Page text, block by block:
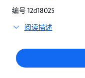
编号 12d18025
阅读描述